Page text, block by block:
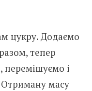
цукру. Додаємо
тепер
перемішуємо і
масу